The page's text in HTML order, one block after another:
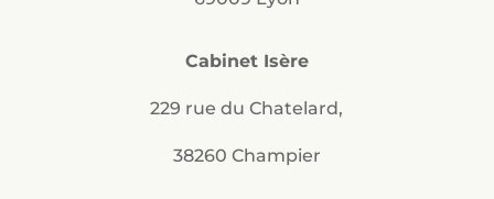
Cabinet Isère
229 rue du Chatelard,
38260 Champier